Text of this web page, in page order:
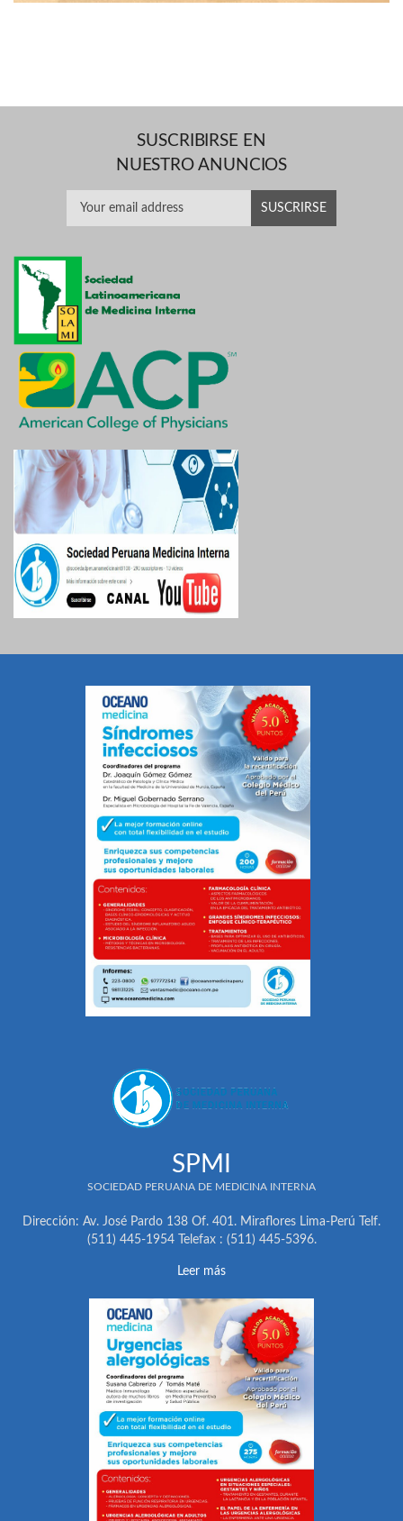
SUSCRIBIRSE EN
NUESTRO ANUNCIOS
SPMI
SOCIEDAD PERUANA DE MEDICINA INTERNA
Dirección: Av. José Pardo 138 Of. 401. Miraflores Lima-Perú Telf.
(511) 445-1954 Telefax : (511) 445-5396.
Leer más